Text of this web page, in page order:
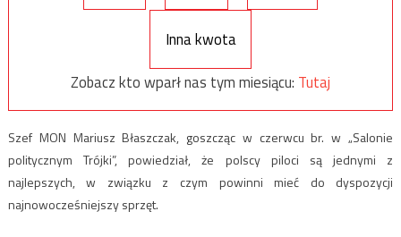
Inna kwota
Zobacz kto wparł nas tym miesiącu: Tutaj
Szef MON Mariusz Błaszczak, goszcząc w czerwcu br. w „Salonie
politycznym Trójki”, powiedział, że polscy piloci są jednymi z
najlepszych, w związku z czym powinni mieć do dyspozycji
najnowocześniejszy sprzęt.